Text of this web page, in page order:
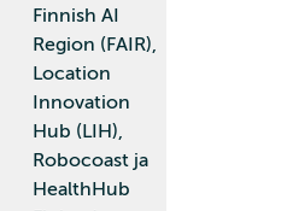
Finnish AI
Region (FAIR),
Location
Innovation
Hub (LIH),
Robocoast ja
HealthHub